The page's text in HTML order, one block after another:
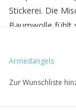
Stickerei. Die
Baumwolle fühlt
Model ist 184
Armedangels
Zur Wunschliste